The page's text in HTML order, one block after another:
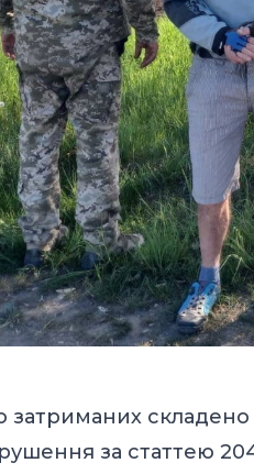
затриманих складено
за статтею